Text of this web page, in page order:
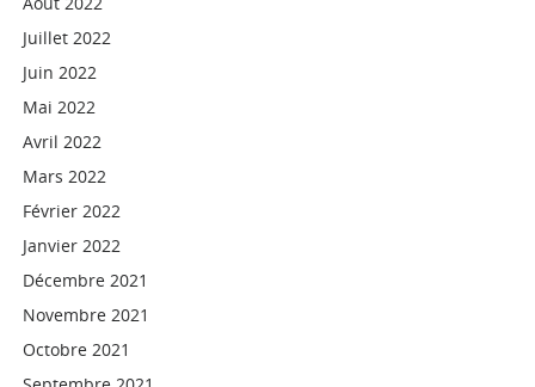
Juillet 2022
Juin 2022
Mai 2022
Avril 2022
Mars 2022
Février 2022
Janvier 2022
Décembre 2021
Novembre 2021
Octobre 2021